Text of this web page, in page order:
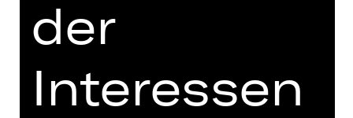
Die Idee, Shakespeares „Romeo und
Julia“ nach New York zu verlegen und
zwischen eingewanderten Puerto-
Ricaner
innen und selbsternannten
der
Interessen